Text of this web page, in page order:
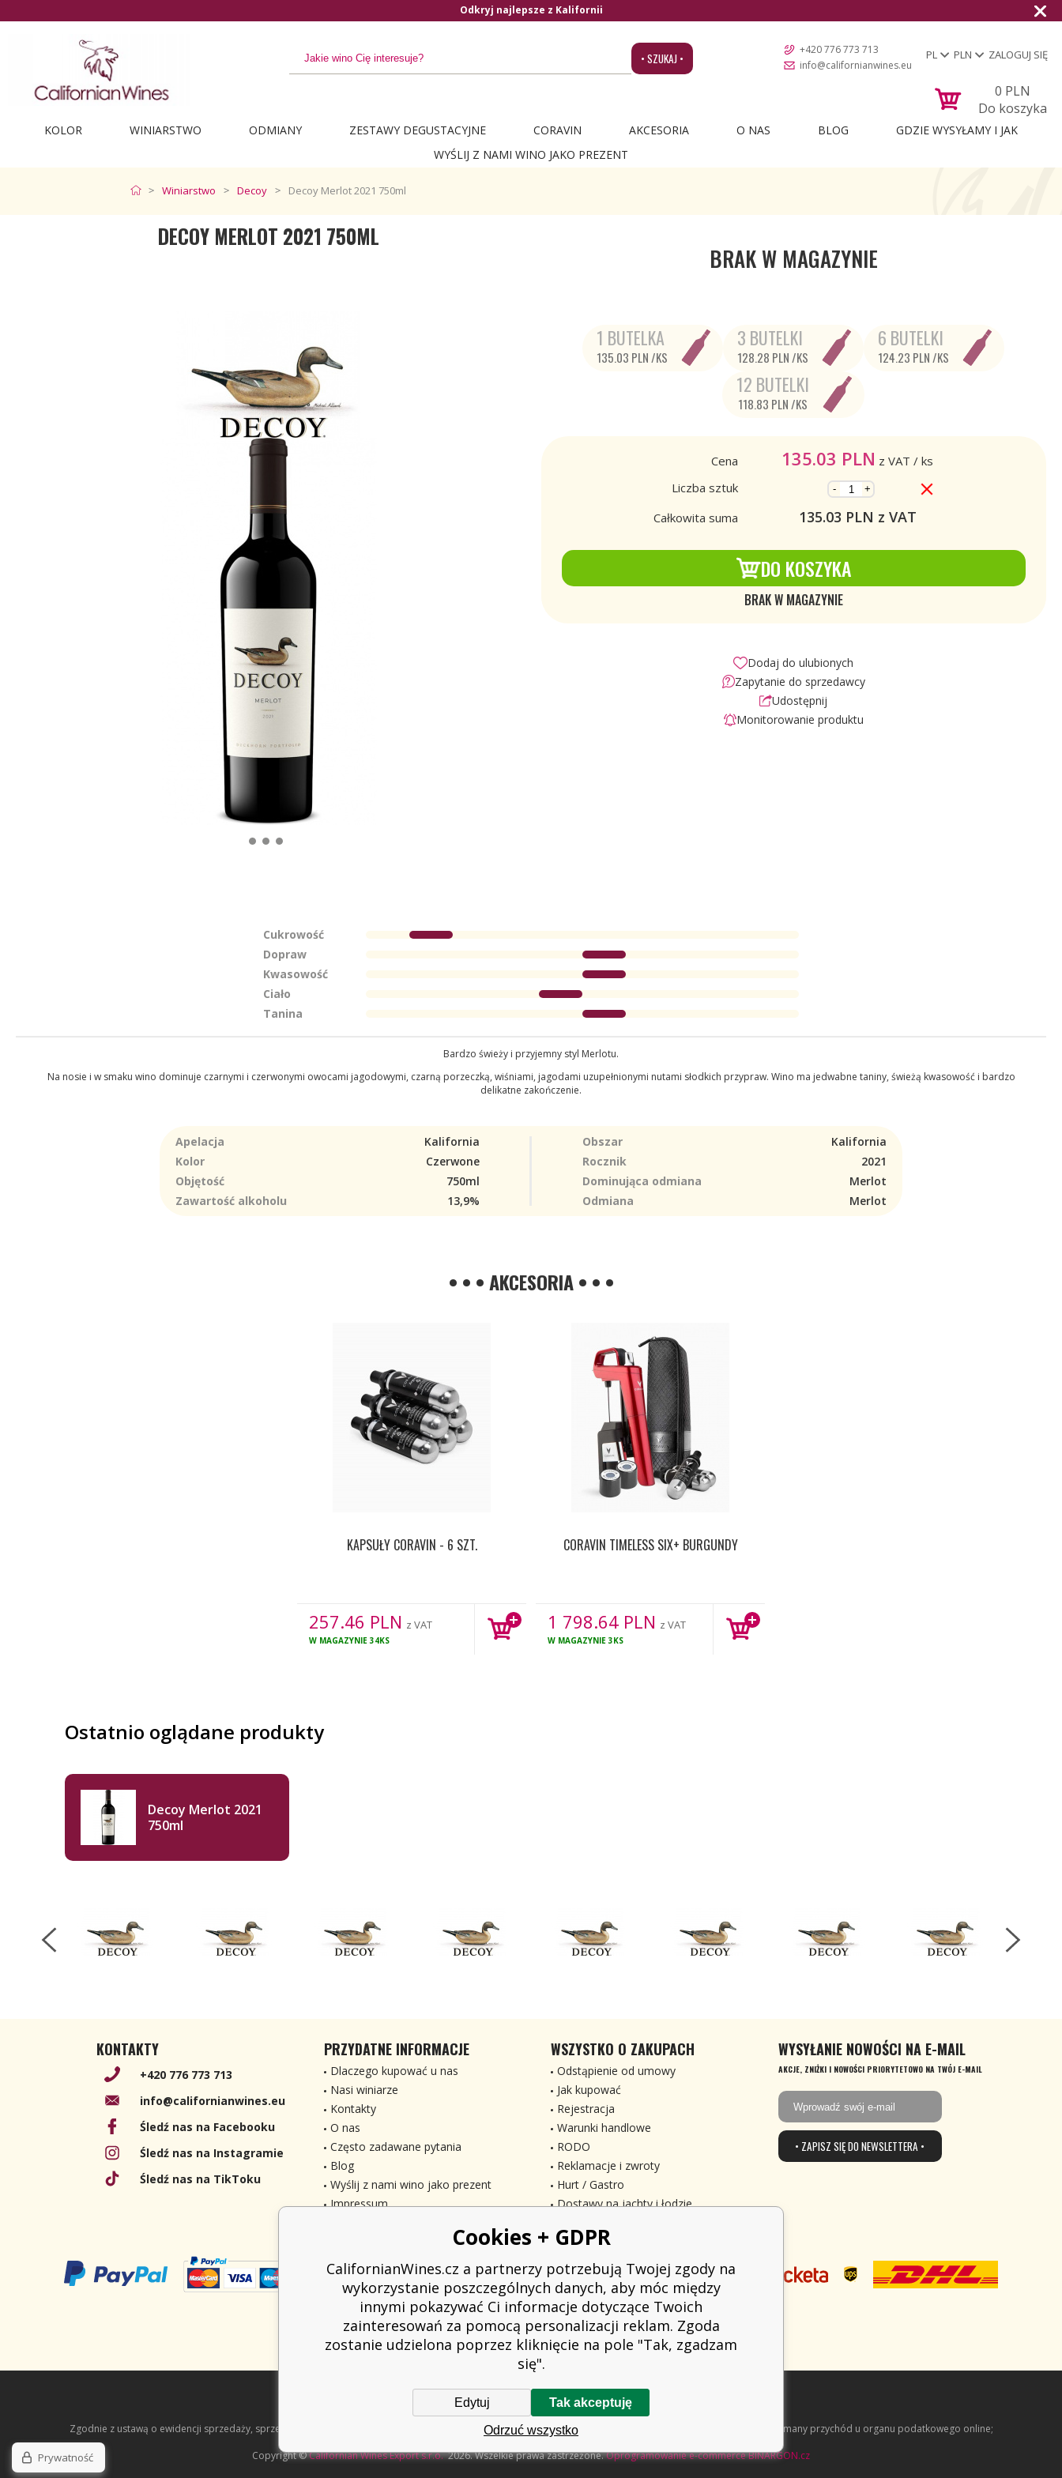
• SZUKAJ •
+420 776 773 713
info@californianwines.eu
PL PLN ZALOGUJ SIĘ
0 PLN
Do koszyka
KOLOR WINIARSTWO ODMIANY ZESTAWY DEGUSTACYJNE CORAVIN AKCESORIA O NAS BLOG
GDZIE WYSYŁAMY I JAK
WYŚLIJ Z NAMI WINO JAKO PREZENT
Winiarstwo Decoy Decoy Merlot 2021 750ml
DECOY MERLOT 2021 750ML
BRAK W MAGAZYNIE
1 BUTELKA
135.03 PLN /KS
3 BUTELKI
128.28 PLN /KS
6 BUTELKI
124.23 PLN /KS
12 BUTELKI
118.83 PLN /KS
Cena 135.03 PLN z VAT / ks
Liczba sztuk
- +
Całkowita suma 135.03 PLN z VAT
DO KOSZYKA
BRAK W MAGAZYNIE
Dodaj do ulubionych
Zapytanie do sprzedawcy
Udostępnij
Monitorowanie produktu
Cukrowość
Dopraw
Kwasowość
Ciało
Tanina
Bardzo świeży i przyjemny styl Merlotu.
Na nosie i w smaku wino dominuje czarnymi i czerwonymi owocami jagodowymi, czarną porzeczką, wiśniami, jagodami uzupełnionymi nutami słodkich przypraw. Wino ma jedwabne taniny, świeżą kwasowość i bardzo
delikatne zakończenie.
Apelacja Kalifornia Obszar
Kalifornia
Kolor
Czerwone Rocznik
2021
Objętość
750ml Dominująca odmiana
Merlot
Zawartość alkoholu
13,9% Odmiana Merlot
• • • AKCESORIA • • •
KAPSUŁY CORAVIN - 6 SZT.
257.46 PLN z VAT
W MAGAZYNIE34KS
CORAVIN TIMELESS SIX+ BURGUNDY
1 798.64 PLN z VAT
W MAGAZYNIE3KS
Ostatnio oglądane produkty
Decoy Merlot 2021
750ml
KONTAKTY
+420 776 773 713
info@californianwines.eu
Śledź nas na Facebooku
Śledź nas na Instagramie
Śledź nas na TikToku
PRZYDATNE INFORMACJE
Dlaczego kupować u nas
Nasi winiarze
Kontakty
O nas
Często zadawane pytania
Blog
Wyślij z nami wino jako prezent
Impressum
WSZYSTKO O ZAKUPACH
Odstąpienie od umowy
Jak kupować
Rejestracja
Warunki handlowe
RODO
Reklamacje i zwroty
Hurt / Gastro
Dostawy na jachty i łodzie
WYSYŁANIE NOWOŚCI NA E-MAIL
AKCJE, ZNIŻKI I NOWOŚCI PRIORYTETOWO NA TWÓJ E-MAIL
• ZAPISZ SIĘ DO NEWSLETTERA •
Zgodnie z ustawą o ewidencji sprzedaży, sprzedawca jest zobowiązany do wystawienia nabywcy paragonu. Jednocześnie jest zobowiązany zarejestrować otrzymany przychód u organu podatkowego online;
Copyright ©Californian Wines Export s.r.o.2026. Wszelkie prawa zastrzeżone.Oprogramowanie e-commerceBINARGON.cz
Cookies + GDPR
CalifornianWines.cz a partnerzy potrzebują Twojej zgody na
wykorzystanie poszczególnych danych, aby móc między
innymi pokazywać Ci informacje dotyczące Twoich
zainteresowań za pomocą personalizacji reklam. Zgoda
zostanie udzielona poprzez kliknięcie na pole "Tak, zgadzam
się".
Odrzuć wszystko
Tak akceptuję
Edytuj
Prywatność